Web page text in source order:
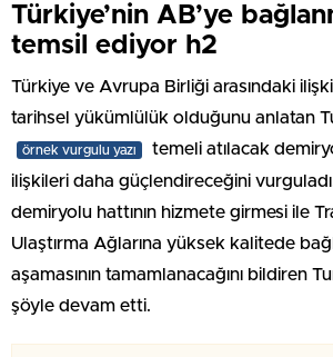
Türkiye’nin AB’ye
temsil ediyor h2
Türkiye ve Avrupa Birliği arasındaki
tarihsel yükümlülük olduğunu anlatan
örnek vurgulu yazı
temeli atılacak
ilişkileri daha güçlendireceğini
demiryolu hattının hizmete girmesi ile
Ulaştırma Ağlarına yüksek kalitede
aşamasının tamamlanacağını bildiren
şöyle devam etti.